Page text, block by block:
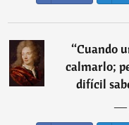
“Cuando
calmarlo;
difícil
―